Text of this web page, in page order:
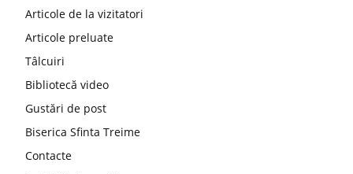
Articole de la vizitatori
Articole preluate
Tâlcuiri
Bibliotecă video
Gustări de post
Biserica Sfinta Treime
Contacte